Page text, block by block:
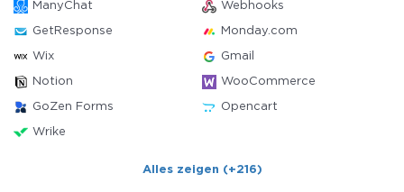
ManyChat Webhooks
GetResponse Monday.com
Wix Gmail
Notion WooCommerce
GoZen Forms Opencart
Wrike
Alles zeigen (+216)